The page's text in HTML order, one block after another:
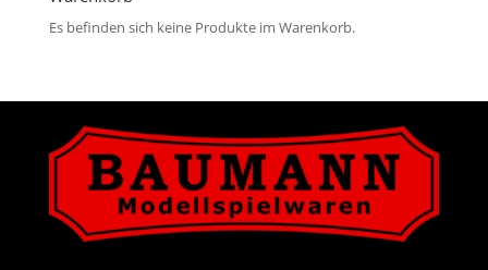
Es befinden sich keine Produkte im Warenkorb.